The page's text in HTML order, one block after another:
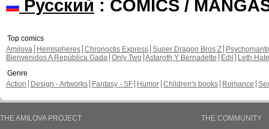
Русский : COMICS /
Top comics
Amilova
Hemispheres Chronoctis Express Super Dragon Bros Z
Bienvenidos A República Gada Only Two Astaroth Y Bernadette Edil
Leth Hate
Genre
Action
Design - Artworks Fantasy - SF Humor Children's books Romance
THE AMILOVA PROJECT
THE COMMUNITY